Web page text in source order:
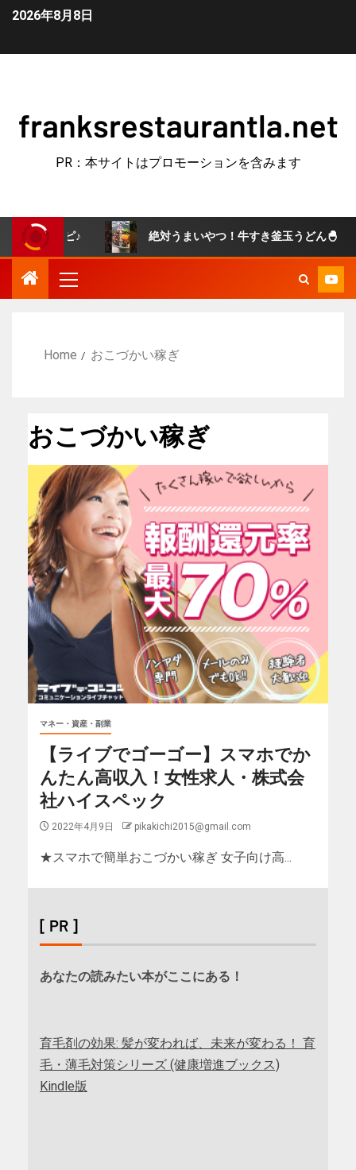
2026年8月8日
franksrestaurantla.net
PR：本サイトはプロモーションを含みます
シピ♪ 絶対うまいやつ！牛すき釜玉うどん🐣 #簡単レ
Home おこづかい稼ぎ
おこづかい稼ぎ
マネー・資産・副業
【ライブでゴーゴー】スマホでか
んたん高収入！女性求人・株式会
社ハイスペック
2022年4月9日 pikakichi2015@gmail.com
★スマホで簡単おこづかい稼ぎ 女子向け高...
[ PR ]
あなたの読みたい本がここにある！
育毛剤の効果: 髪が変われば、未来が変わる！ 育
毛・薄毛対策シリーズ (健康増進ブックス)
Kindle版